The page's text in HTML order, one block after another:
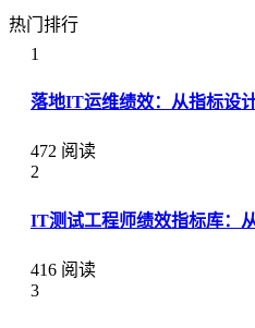
热门排行
1
落地IT运维绩效：从指标设
472 阅读
2
IT测试工程师绩效指标库：
416 阅读
3